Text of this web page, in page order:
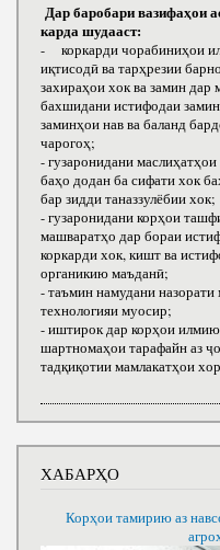
Дар баробари вазифаҳои
карда шудааст:
- коркарди чорабиниҳои
иқтисодӣ ва тарҳрезии
захираҳои хок ва замин
бахшидани истифодаи
заминҳои нав ва баланд
чарогоҳ;
- гузаронидани
баҳо додан ба сифати хок
бар зидди таназзулёбии хок;
- гузаронидани корҳои
машваратҳо дар бораи
коркарди хок, кишт ва
органикию маъданӣ;
- таъмин намудани
технологияи муосир;
- иштирок дар корҳои
шартномаҳои тарафайн аз
тадқиқотии мамлакатҳои
ХАБАРҲО
Корҳои тамирию аз